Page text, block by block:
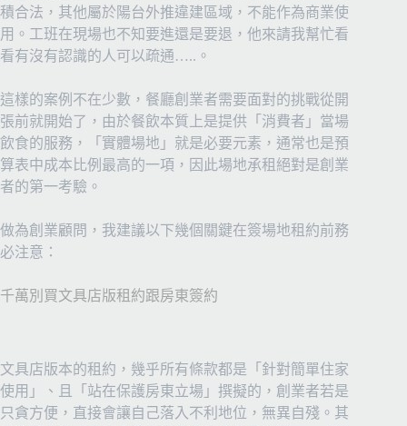
積合法，其他屬於陽台外推違建區域，不能作為商業使
用。工班在現場也不知要進還是要退，他來請我幫忙看
看有沒有認識的人可以疏通…..。
這樣的案例不在少數，餐廳創業者需要面對的挑戰從開
張前就開始了，由於餐飲本質上是提供「消費者」當場
飲食的服務，「實體場地」就是必要元素，通常也是預
算表中成本比例最高的一項，因此場地承租絕對是創業
者的第一考驗。
做為創業顧問，我建議以下幾個關鍵在簽場地租約前務
必注意：
千萬別買文具店版租約跟房東簽約
文具店版本的租約，幾乎所有條款都是「針對簡單住家
使用」、且「站在保護房東立場」撰擬的，創業者若是
只貪方便，直接會讓自己落入不利地位，無異自殘。其